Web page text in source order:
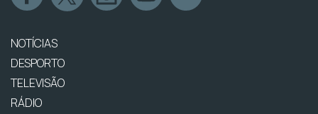
NOTÍCIAS
DESPORTO
TELEVISÃO
RÁDIO